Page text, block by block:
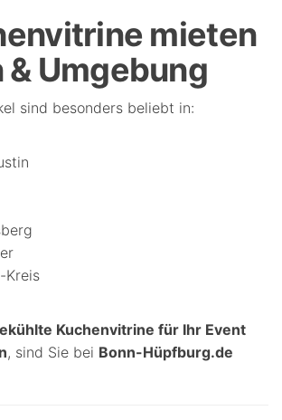
mieten
& Umgebung
sind besonders beliebt in:
Kreis
Kuchenvitrine für Ihr Event
, sind Sie bei Bonn-Hüpfburg.de